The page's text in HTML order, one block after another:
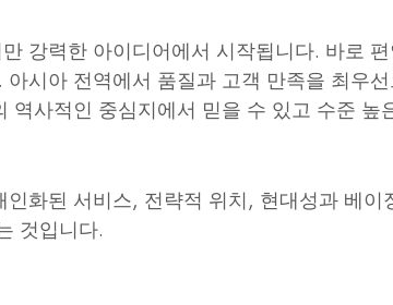
강력한 아이디어에서 시작됩니다. 바로
아시아 전역에서 품질과 고객 만족을 최
역사적인 중심지에서 믿을 수 있고 수준
화된 서비스, 전략적 위치, 현대성과 베
것입니다.